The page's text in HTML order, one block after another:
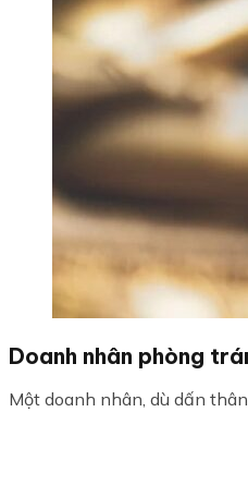
Doanh nhân phòng
Một doanh nhân, dù dấn